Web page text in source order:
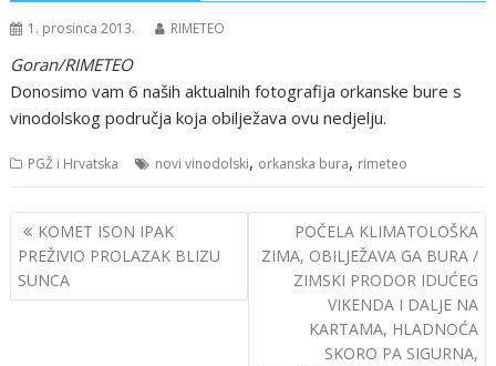
1. prosinca 2013. RIMETEO
Goran/RIMETEO
Donosimo vam 6 naših aktualnih fotografija orkanske bure s
vinodolskog područja koja obilježava ovu nedjelju.
PGŽ i Hrvatska novi vinodolski, orkanska bura, rimeteo
Navigacija
objava
KOMET ISON IPAK
PREŽIVIO PROLAZAK BLIZU
SUNCA
POČELA KLIMATOLOŠKA
ZIMA, OBILJEŽAVA GA BURA /
ZIMSKI PRODOR IDUĆEG
VIKENDA I DALJE NA
KARTAMA, HLADNOĆA
SKORO PA SIGURNA,